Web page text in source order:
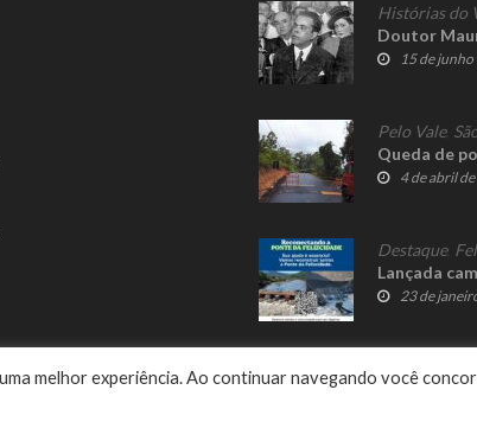
Histórias do
Doutor
15 de
Pelo Vale,
Queda de
4 de abril
Destaque,
Lançada
23 de
melhor experiência. Ao continuar navegando você